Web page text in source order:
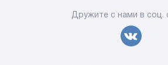
Дружите с нами в соц.